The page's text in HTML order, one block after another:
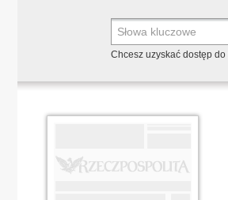
Chcesz uzyskać dostęp